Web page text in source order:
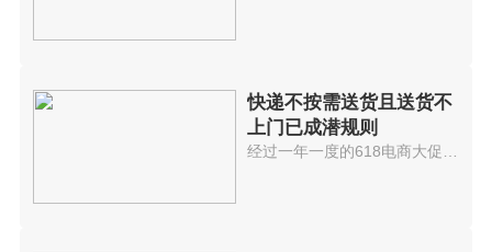
快递不按需送货且送货不
上门已成潜规则